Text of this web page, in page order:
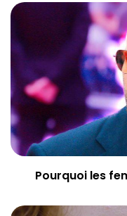
Pourquoi les